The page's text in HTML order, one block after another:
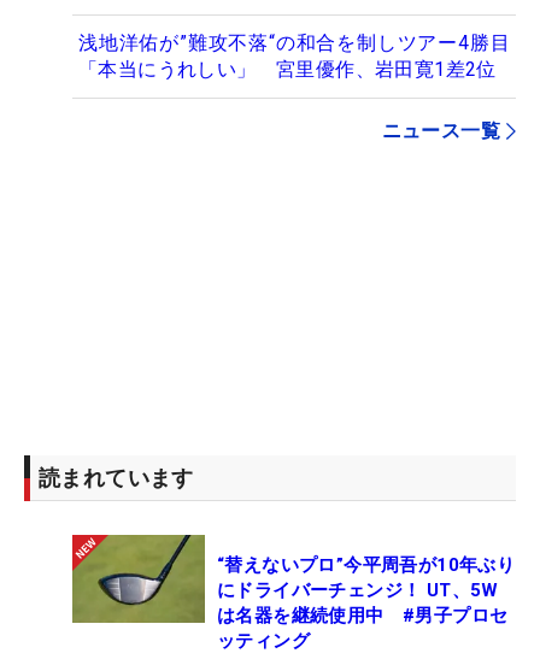
浅地洋佑が”難攻不落“の和合を制しツアー4勝目
「本当にうれしい」 宮里優作、岩田寛1差2位
ニュース一覧
読まれています
“替えないプロ”今平周吾が10年ぶり
にドライバーチェンジ！ UT、5W
は名器を継続使用中 #男子プロセ
ッティング